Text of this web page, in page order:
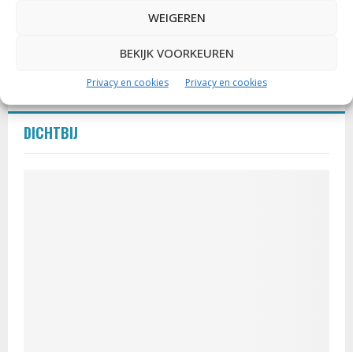
WEIGEREN
BEKIJK VOORKEUREN
Privacy en cookies Privacy en cookies
bestemming worden
29 september 2019 0
DICHTBIJ